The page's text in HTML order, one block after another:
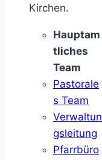
Kirchen.
Hauptam
tliches
Team
Pastorale
s Team
Verwaltun
gsleitung
Pfarrbüro